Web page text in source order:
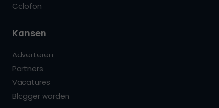
Colofon
Kansen
Adverteren
Partners
Vacatures
Blogger worden